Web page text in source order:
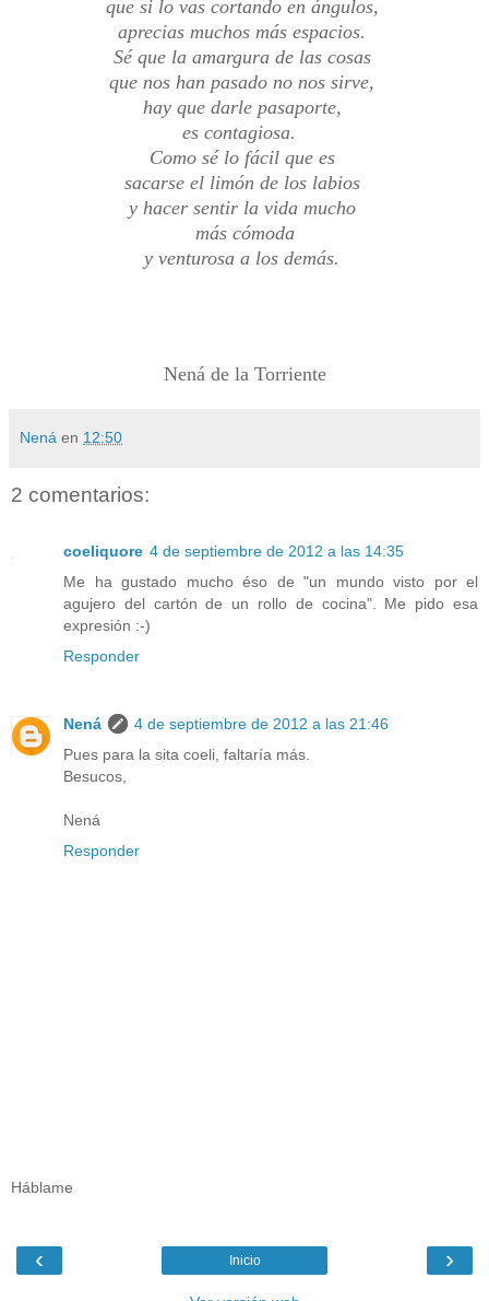
que si lo vas cortando en ángulos,
aprecias muchos más espacios.
Sé que la amargura de las cosas
que nos han pasado no nos sirve,
hay que darle pasaporte,
es contagiosa.
Como sé lo fácil que es
sacarse el limón de los labios
y hacer sentir la vida mucho
más cómoda
y venturosa a los demás.
Nená de la Torriente
Nená en 12:50
2 comentarios:
coeliquore 4 de septiembre de 2012 a las 14:35
Me ha gustado mucho éso de "un mundo visto por el
agujero del cartón de un rollo de cocina". Me pido esa
expresión :-)
Responder
Nená
4 de septiembre de 2012 a las 21:46
Pues para la sita coeli, faltaría más.
Besucos,
Nená
Responder
Háblame
‹ ›
Inicio